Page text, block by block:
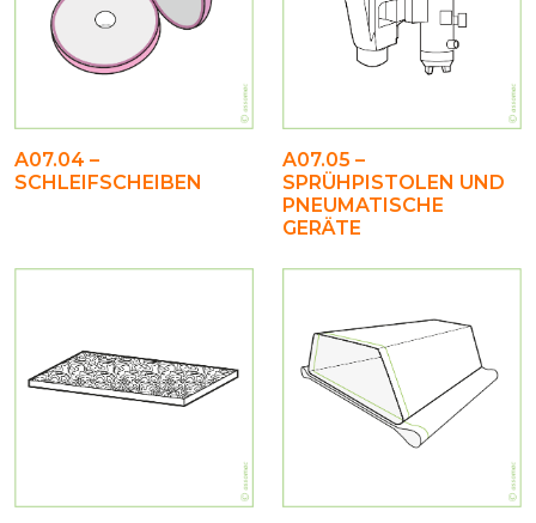
A07.04 –
SCHLEIFSCHEIBEN
A07.05 –
SPRÜHPISTOLEN UND
PNEUMATISCHE
GERÄTE